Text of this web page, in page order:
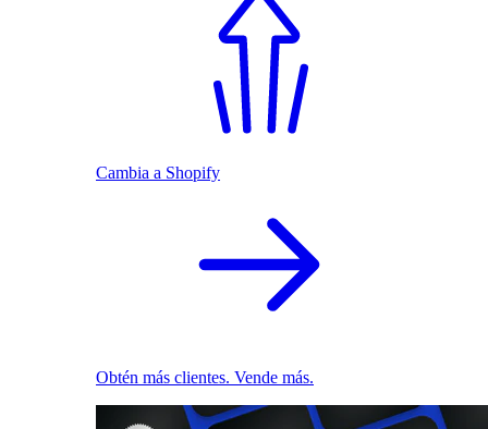
Cambia a Shopify
Obtén más clientes. Vende más.